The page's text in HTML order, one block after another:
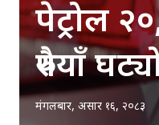
पेट्रोल
रुपैयाँ
मंगलबार, असार १६, २०८३